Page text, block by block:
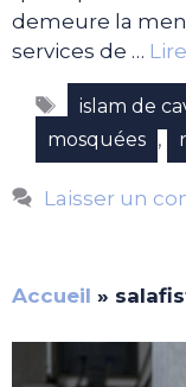
demeure la
services de …
Étiquettes
islam de
mosquées ,
Laisser un
Accueil »